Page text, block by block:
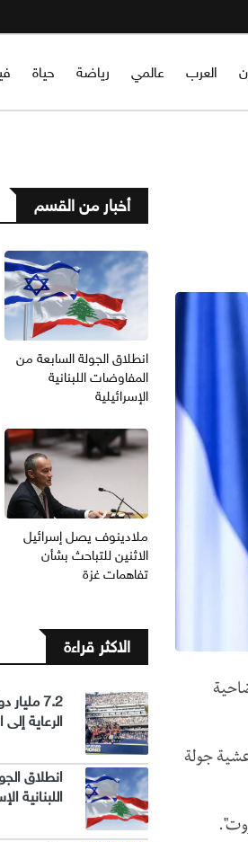
العرب عالمي رياضة حياة
وعشية جولة
أخبار من القسم
انطلاق الجولة السابعة من
المفاوضات اللبنانية
الإسرائيلية
ملادينوف يصل إسرائيل
الاثنين للتباحث بشأن
تفاهمات غزة
الاكثر قراءة
7.2
الرعاية
انطلاق
اللبنانية